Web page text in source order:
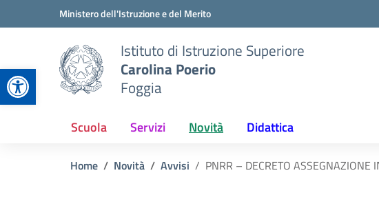
Apri la barra degli strumenti
Vai ai contenuti
Vai al menu di navigazioneMinistero dell'Istruzione e del Merito
Istituto di Istruzione Superiore
Carolina Poerio
Foggia
Scuola Servizi Novità Didattica
Home Novità Avvisi PNRR – DECRETO